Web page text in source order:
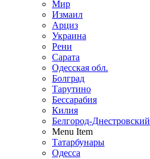
Мир
Измаил
Арциз
Украина
Рени
Сарата
Одесская обл.
Болград
Тарутино
Бессарабия
Килия
Белгород-Днестровский
Menu Item
Татарбунары
Одесса